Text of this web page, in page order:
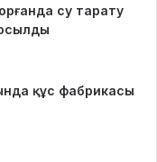
су тарату
құс фабрикасы